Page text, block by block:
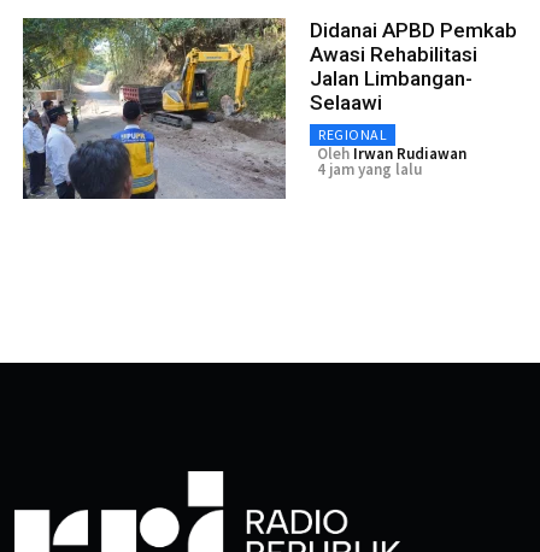
Didanai APBD Pemkab
Awasi Rehabilitasi
Jalan Limbangan-
Selaawi
REGIONAL
Oleh Irwan Rudiawan
4 jam yang lalu